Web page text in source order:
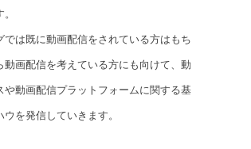
では既に動画配信をされている方はもち
動画配信を考えている方にも向けて、動
や動画配信プラットフォームに関する基
を発信していきます。